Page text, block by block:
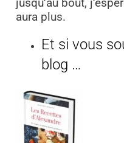
jusqu’au bout,
aura plus.
Et si vous
blog …